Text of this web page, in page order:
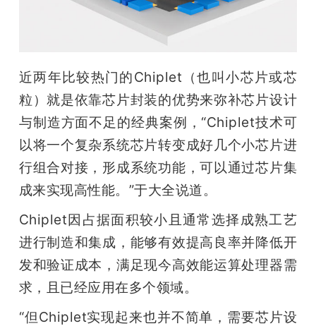
近两年比较热门的Chiplet（也叫小芯片或芯
粒）就是依靠芯片封装的优势来弥补芯片设计
与制造方面不足的经典案例，“Chiplet技术可
以将一个复杂系统芯片转变成好几个小芯片进
行组合对接，形成系统功能，可以通过芯片集
成来实现高性能。”于大全说道。
Chiplet因占据面积较小且通常选择成熟工艺
进行制造和集成，能够有效提高良率并降低开
发和验证成本，满足现今高效能运算处理器需
求，且已经应用在多个领域。
“但Chiplet实现起来也并不简单，需要芯片设